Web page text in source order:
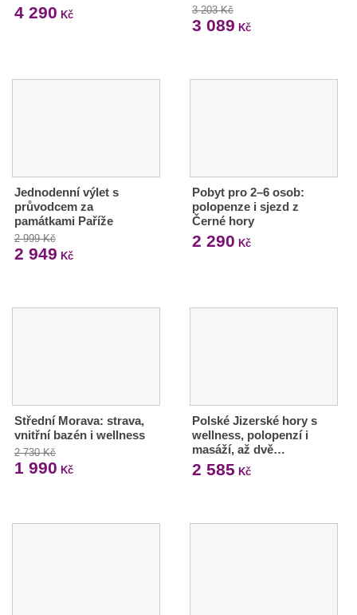
4 290 Kč 3 203 Kč
3 089 Kč
Jednodenní výlet s
průvodcem za
památkami Paříže
2 999 Kč
2 949 Kč
Pobyt pro 2–6 osob:
polopenze i sjezd z
Černé hory
2 290 Kč
Střední Morava: strava,
vnitřní bazén i wellness
2 730 Kč
1 990 Kč
Polské Jizerské hory s
wellness, polopenzí i
masáží, až dvě…
2 585 Kč